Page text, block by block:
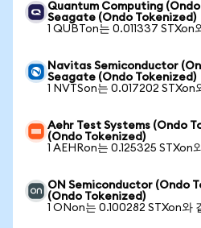
Quantum Computing (Ondo
Seagate (Ondo Tokenized)
1 QUBTon는 0.011337 STXon
Navitas Semiconductor
Seagate (Ondo Tokenized)
1 NVTSon는 0.017202 STXon
Aehr Test Systems (Ondo
(Ondo Tokenized)
1 AEHRon는 0.125325 STXon
ON Semiconductor (Ondo
(Ondo Tokenized)
1 ONon는 0.100282 STXon와